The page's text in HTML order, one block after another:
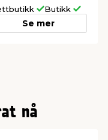
Butikk
Se mer
nå